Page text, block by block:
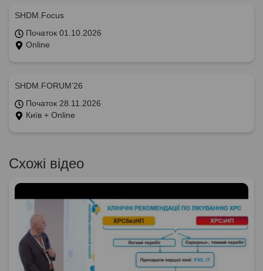
SHDM.Focus
Початок 01.10.2026
Online
SHDM.FORUM’26
Початок 28.11.2026
Київ + Online
Схожі відео